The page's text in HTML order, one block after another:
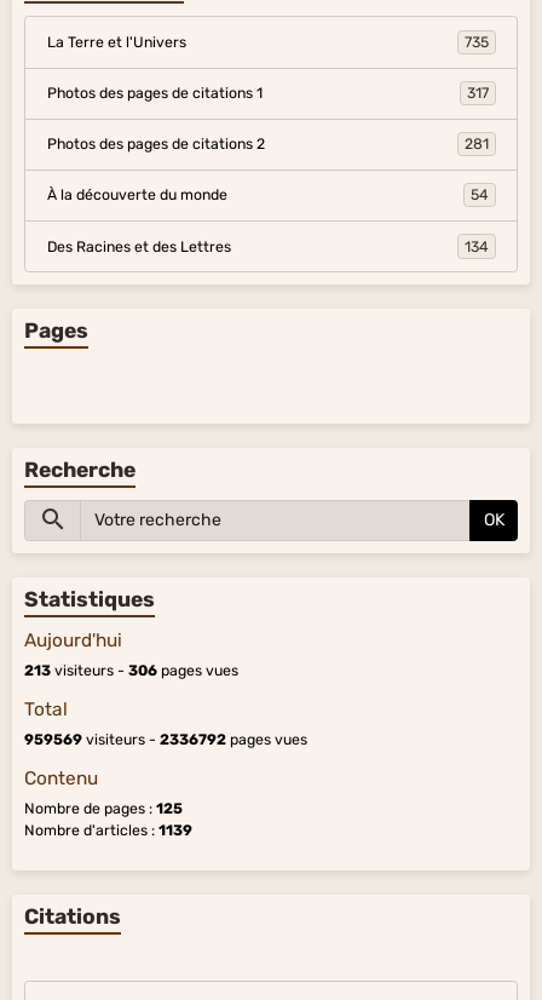
La Terre et l'Univers 735
Photos des pages de citations 1 317
Photos des pages de citations 2 281
À la découverte du monde 54
Des Racines et des Lettres 134
Pages
Recherche
OK
Statistiques
Aujourd'hui
213 visiteurs - 306 pages vues
Total
959569 visiteurs - 2336792 pages vues
Contenu
Nombre de pages : 125
Nombre d'articles : 1139
Citations